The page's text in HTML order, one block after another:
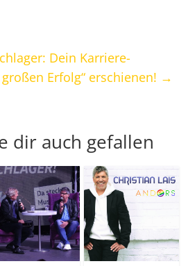
Dein Karriere-
Erfolg“ erschienen! →
dir auch gefallen